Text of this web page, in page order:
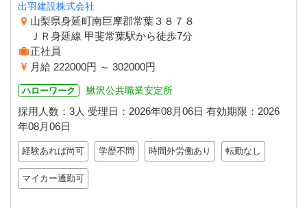
出羽建設株式会社
山梨県身延町南巨摩郡常葉３８７８
ＪＲ身延線 甲斐常葉駅から徒歩7分
正社員
月給 222000円 ～ 302000円
ハローワーク 鰍沢公共職業安定所
採用人数：3人 受理日： 2026年08月06日 有効期限： 2026
年08月06日
経験あれば尚可 学歴不問 時間外労働あり 転勤なし
マイカー通勤可